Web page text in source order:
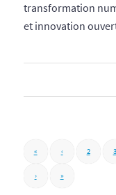
transformation
et innovation
« ‹ 2 3
› »